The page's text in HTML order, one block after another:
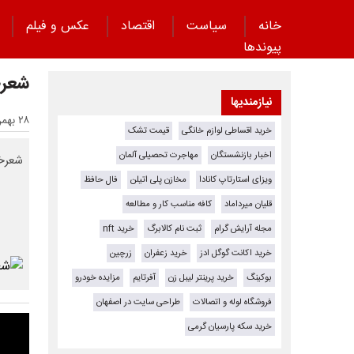
خانه سیاست اقتصاد عکس و فیلم
پیوند‌ها
۲۸ بهمن ۱۴۰۳ - ۲۱:۰۹
نیازمندیها
خرید اقساطی لوازم خانگی
قیمت تشک
اخبار بازنشستگان
مهاجرت تحصیلی آلمان
ویزای استارتاپ کانادا
مخازن پلی اتیلن
فال حافظ
قلیان میرداماد
کافه مناسب کار و مطالعه
مجله آرایش گرام
ثبت نام کالابرگ
خرید nft
خرید اکانت گوگل ادز
خرید زعفران
زرچین
بوکینگ
خرید پرینتر لیبل زن آفرتایم
مزایده خودرو
فروشگاه لوله و اتصالات
طراحی سایت در اصفهان
خرید سکه پارسیان گرمی